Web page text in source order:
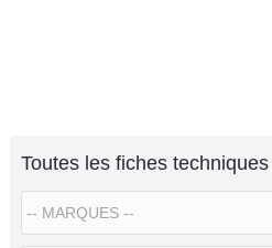
Toutes les fiches techniques